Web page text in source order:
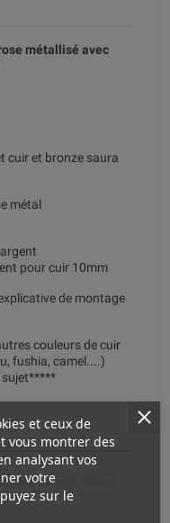
métallisé avec
cuir et bronze saura
métal
pour cuir 10mm
de montage
couleurs de cuir
fushia, camel....)
sujet*****
et zamak plaqué
et ceux de
vous montrer des
analysant vos
votre
sur le